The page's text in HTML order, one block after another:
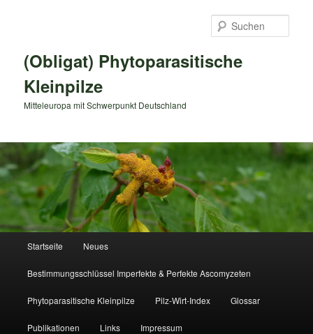
(Obligat) Phytoparasitische
Kleinpilze
Mitteleuropa mit Schwerpunkt Deutschland
Startseite Neues
Bestimmungsschlüssel Imperfekte & Perfekte Ascomyzeten
Phytoparasitische Kleinpilze Pilz-Wirt-Index Glossar
Publikationen Links Impressum